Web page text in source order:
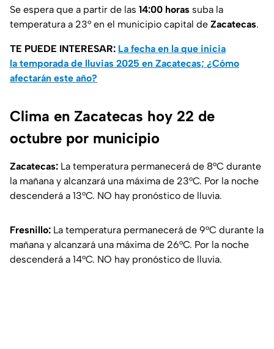
Se espera que a partir de las 14:00 horas suba la
temperatura a 23° en el municipio capital de Zacatecas.
TE PUEDE INTERESAR: La fecha en la que inicia
la temporada de lluvias 2025 en Zacatecas; ¿Cómo
afectarán este año?
Clima en Zacatecas hoy 22 de
octubre por municipio
Zacatecas: La temperatura permanecerá de 8°C durante
la mañana y alcanzará una máxima de 23°C. Por la noche
descenderá a 13°C. NO hay pronóstico de lluvia.
Fresnillo: La temperatura permanecerá de 9°C durante la
mañana y alcanzará una máxima de 26°C. Por la noche
descenderá a 14°C. NO hay pronóstico de lluvia.